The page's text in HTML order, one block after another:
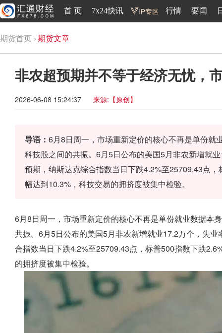
首 页 7x24快讯 行情 要闻
期货首页 期货文章
非农超预期并不等于经济无忧，
2026-06-08 15:24:37 来源:【原创】
导语： 6月8日周一，市场重新定价的核心不再是单份就
科技股之间的共振。6月5日公布的美国5月非农新增就
预期，纳斯达克综合指数当日下跌4.2%至25709.43点
幅达到10.3%，科技交易的拥挤度被集中检验。
6月8日周一，市场重新定价的核心不再是单份就业数据本
共振。6月5日公布的美国5月非农新增就业17.2万个，失
合指数当日下跌4.2%至25709.43点，标普500指数下跌
的拥挤度被集中检验。